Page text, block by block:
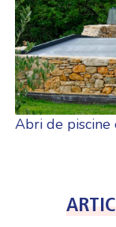
Abri de piscine